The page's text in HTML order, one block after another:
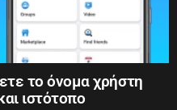
το όνομα χρήστη
ιστότοπο